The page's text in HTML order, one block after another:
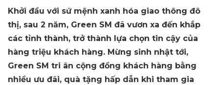
Khởi đầu với sứ mệnh xanh hóa giao thông đô
thị, sau 2 năm, Green SM đã vươn xa đến khắp
các tỉnh thành, trở thành lựa chọn tin cậy của
hàng triệu khách hàng. Mừng sinh nhật tới,
Green SM tri ân cộng đồng khách hàng bằng
nhiều ưu đãi, quà tặng hấp dẫn khi tham gia